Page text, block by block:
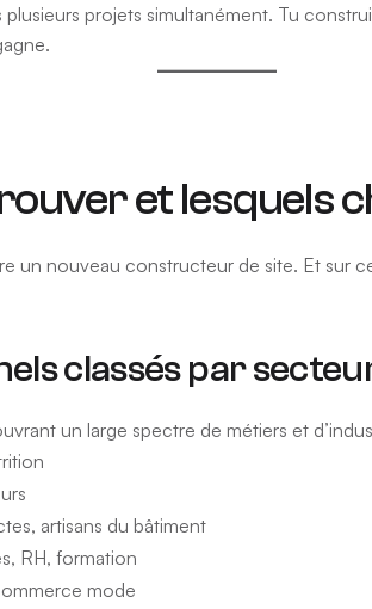
projets simultanément. Tu
et lesquels
un nouveau constructeur de site. Et sur
classés par
un large spectre de métiers et
artisans du bâtiment
RH, formation
mode